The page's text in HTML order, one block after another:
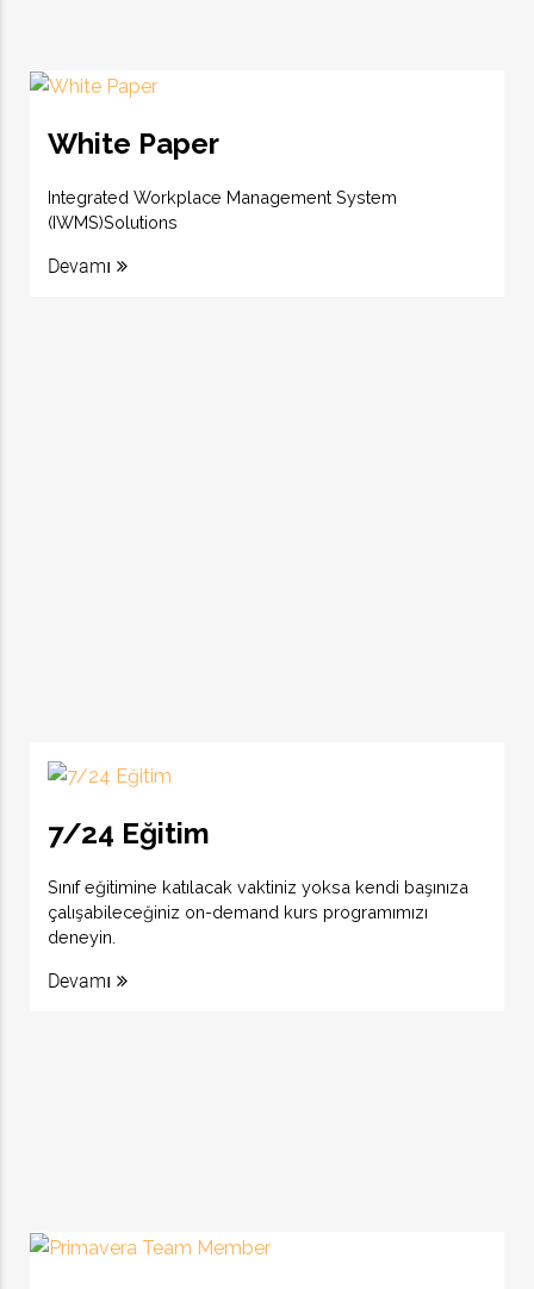
White Paper
Integrated Workplace Management System
(IWMS)Solutions
Devamı
7/24 Eğitim
Sınıf eğitimine katılacak vaktiniz yoksa kendi başınıza
çalışabileceğiniz on-demand kurs programımızı
deneyin.
Devamı